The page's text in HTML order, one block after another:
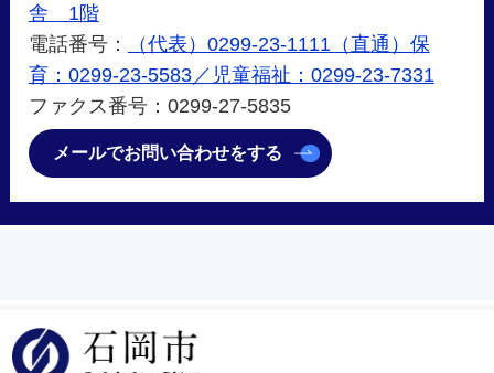
舎 1階
電話番号：
（代表）0299-23-1111（直通）保
育：0299-23-5583／児童福祉：0299-23-7331
ファクス番号：0299-27-5835
メールでお問い合わせをする